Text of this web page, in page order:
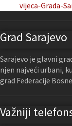
vijeca-Grada-
Grad Sarajevo
Sarajevo je glavni
njen najveći urbani,
grad Federacije
Važniji